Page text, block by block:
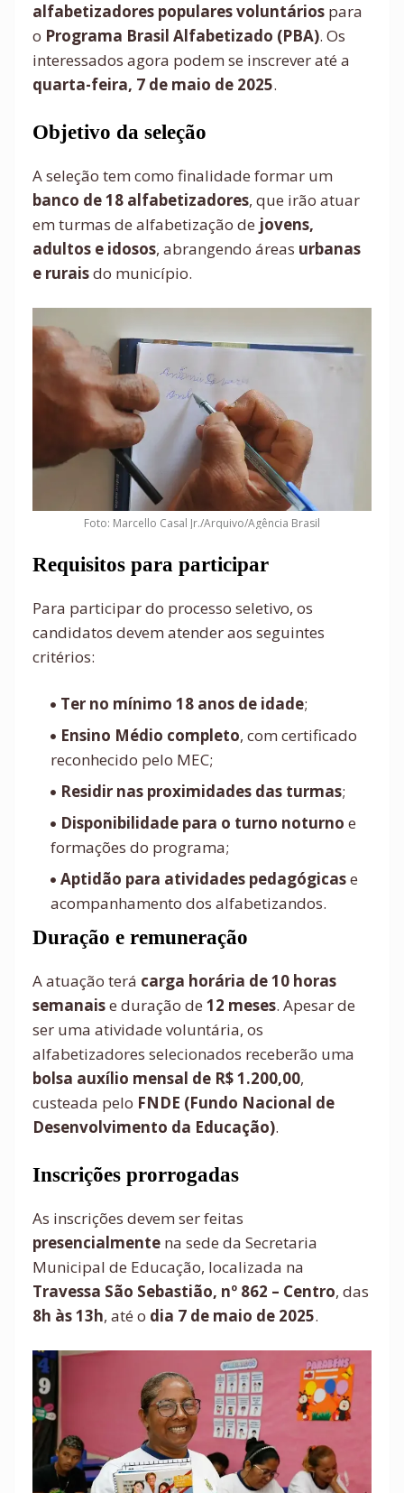
alfabetizadores populares voluntários para
o Programa Brasil Alfabetizado (PBA). Os
interessados agora podem se inscrever até a
quarta-feira, 7 de maio de 2025.
Objetivo da seleção
A seleção tem como finalidade formar um
banco de 18 alfabetizadores, que irão atuar
em turmas de alfabetização de jovens,
adultos e idosos, abrangendo áreas urbanas
e ruraisdo município.
Foto: Marcello Casal Jr./Arquivo/Agência Brasil
Requisitos para participar
Para participar do processo seletivo, os
candidatos devem atender aos seguintes
critérios:
Ter no mínimo 18 anos de idade;
Ensino Médio completo, com certificado
reconhecido pelo MEC;
Residir nas proximidades das turmas;
Disponibilidade para o turno noturno e
formações do programa;
Aptidão para atividades pedagógicase
acompanhamento dos alfabetizandos.
Duração e remuneração
A atuação terá carga horária de 10 horas
semanaise duração de 12 meses. Apesar de
ser uma atividade voluntária, os
alfabetizadores selecionados receberão uma
bolsa auxílio mensal de R$ 1.200,00,
custeada pelo FNDE (Fundo Nacional de
Desenvolvimento da Educação).
Inscrições prorrogadas
As inscrições devem ser feitas
presencialmente na sede da Secretaria
Municipal de Educação, localizada na
Travessa São Sebastião, nº 862 – Centro, das
8h às 13h, até o dia 7 de maio de 2025.